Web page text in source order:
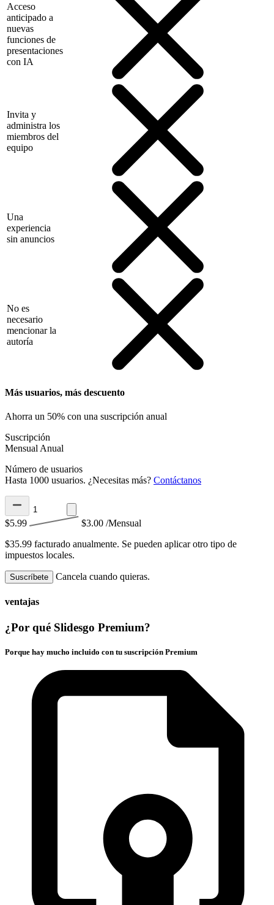
Acceso
anticipado a
nuevas
funciones de
presentaciones
con IA
Invita y
administra los
miembros del
equipo
Una
experiencia
sin anuncios
No es
necesario
mencionar la
autoría
Más usuarios, más descuento
Ahorra un 50% con una suscripción anual
Suscripción
Mensual Anual
Número de usuarios
Hasta 1000 usuarios. ¿Necesitas más? Contáctanos
$5.99 $3.00 /Mensual
$35.99 facturado anualmente. Se pueden aplicar otro tipo de
impuestos locales.
Suscríbete Cancela cuando quieras.
ventajas
¿Por qué Slidesgo Premium?
Porque hay mucho incluido con tu suscripción Premium